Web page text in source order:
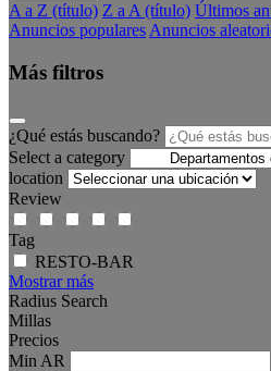
A a Z (título) Z a A (título) Últimos
Anuncios populares Anuncios
Más filtros
¿Qué estás buscando?
Select a category
location
Review
Tag
RESTO-BAR
Mostrar más
Radius Search
Millas
Precios
Min AR